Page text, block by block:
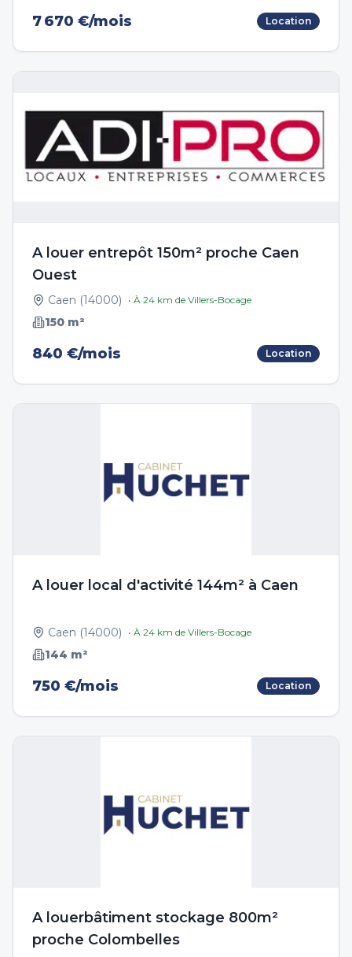
7 670 €/mois Location
A louer entrepôt 150m² proche Caen
Ouest
Caen (14000) • À 24 km de Villers-Bocage
150 m²
840 €/mois Location
A louer local d'activité 144m² à Caen
Caen (14000) • À 24 km de Villers-Bocage
144 m²
750 €/mois Location
A louerbâtiment stockage 800m²
proche Colombelles